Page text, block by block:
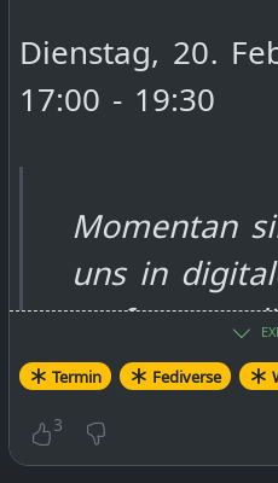
Dienstag, 20.
17:00 - 19:30
Momentan
uns in
verfangen,
getrackt,
Termin Fediverse
3